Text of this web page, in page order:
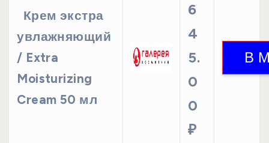
Крем экстра
увлажняющий
/ Extra
Moisturizing
Cream 50 мл
6
4
5.
0
0
₽